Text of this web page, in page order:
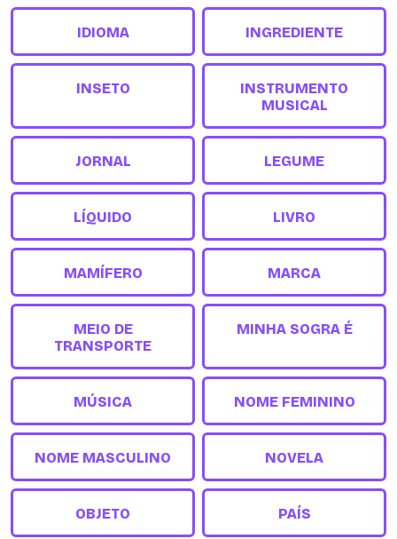
IDIOMA INGREDIENTE
INSETO
INSTRUMENTO
MUSICAL
JORNAL LEGUME
LÍQUIDO LIVRO
MAMÍFERO MARCA
MEIO DE
TRANSPORTE
MINHA SOGRA É
MÚSICA NOME FEMININO
NOME MASCULINO NOVELA
OBJETO PAÍS